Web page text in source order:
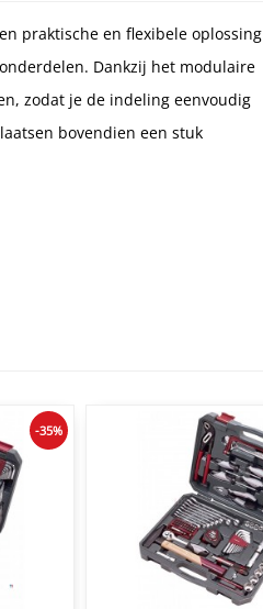
praktische en flexibele oplossing
Dankzij het modulaire
zodat je de indeling eenvoudig
bovendien een stuk
-35%